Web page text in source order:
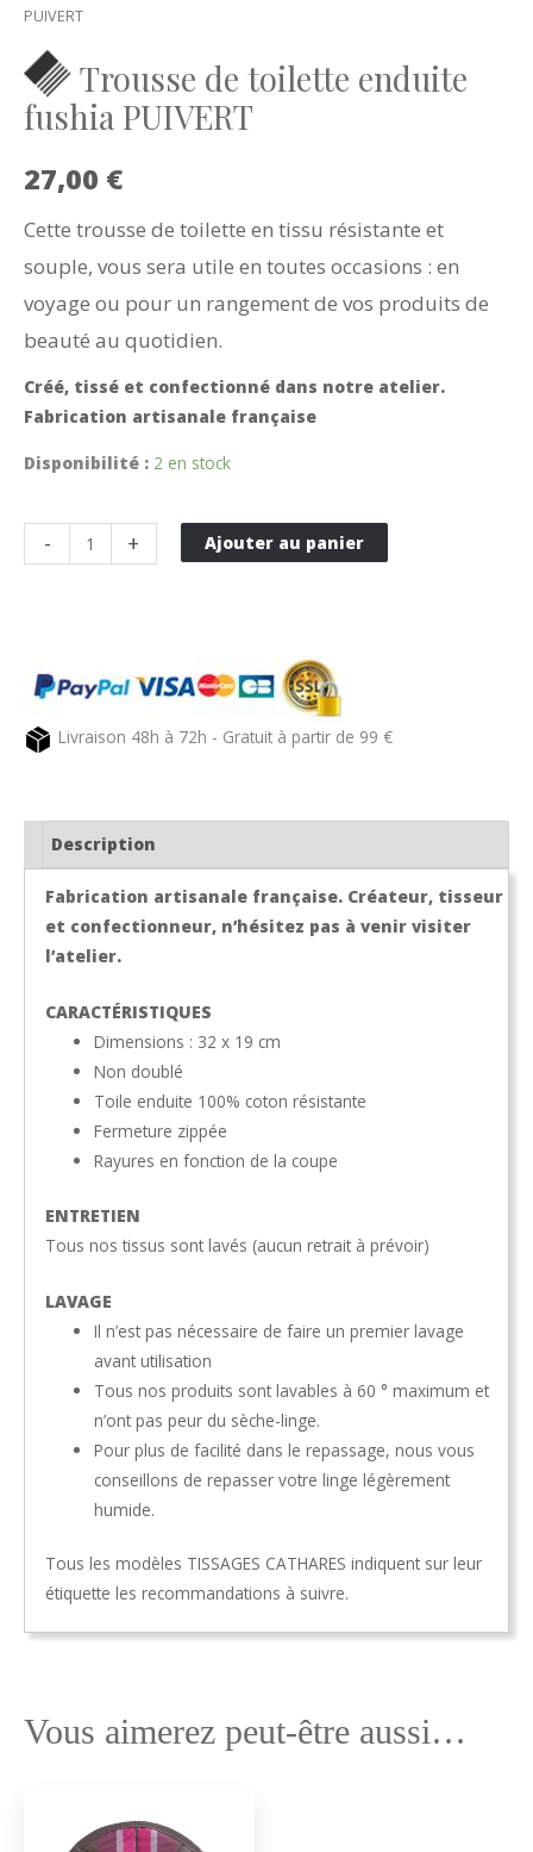
PUIVERT
Trousse de toilette enduite
fushia PUIVERT
27,00 €
Cette trousse de toilette en tissu résistante et
souple, vous sera utile en toutes occasions : en
voyage ou pour un rangement de vos produits de
beauté au quotidien.
Créé, tissé et confectionné dans notre atelier.
Fabrication artisanale française
Disponibilité : 2 en stock
-
de
enduite
PUIVERT
+ Ajouter au panier
Livraison 48h à 72h - Gratuit à partir de 99 €
Description
Fabrication artisanale française. Créateur, tisseur
et confectionneur, n’hésitez pas à venir visiter
l’atelier.
CARACTÉRISTIQUES
Dimensions : 32 x 19 cm
Non doublé
Toile enduite 100% coton résistante
Fermeture zippée
Rayures en fonction de la coupe
ENTRETIEN
Tous nos tissus sont lavés (aucun retrait à prévoir)
LAVAGE
Il n’est pas nécessaire de faire un premier lavage
avant utilisation
Tous nos produits sont lavables à 60 ° maximum et
n’ont pas peur du sèche-linge.
Pour plus de facilité dans le repassage, nous vous
conseillons de repasser votre linge légèrement
humide.
Tous les modèles TISSAGES CATHARES indiquent sur leur
étiquette les recommandations à suivre.
Vous aimerez peut-être aussi…